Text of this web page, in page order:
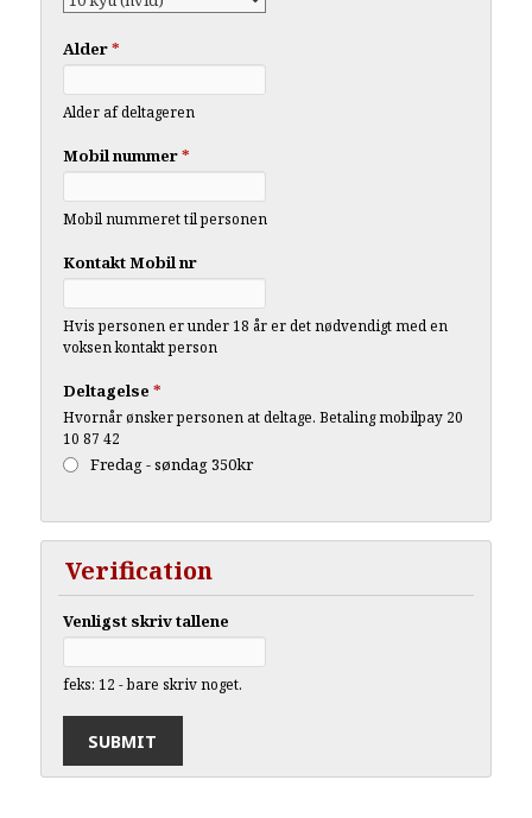
Alder*
Alder af deltageren
Mobil nummer*
Mobil nummeret til personen
Kontakt Mobil nr
Hvis personen er under 18 år er det nødvendigt med en
voksen kontakt person
Deltagelse *
Hvornår ønsker personen at deltage. Betaling mobilpay 20
10 87 42
Fredag - søndag 350kr
Verification
Venligst skriv tallene
feks: 12 - bare skriv noget.